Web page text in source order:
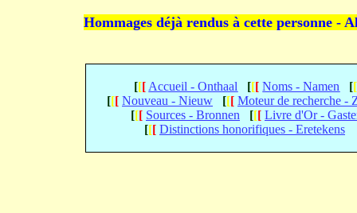
Hommages déjà rendus à cette personne -
[[[ Accueil - Onthaal [[[ Noms - Namen [[
[[[ Nouveau - Nieuw [[[ Moteur de recherche -
[[[ Sources - Bronnen [[[ Livre d'Or -
[[[ Distinctions honorifiques - Eretekens